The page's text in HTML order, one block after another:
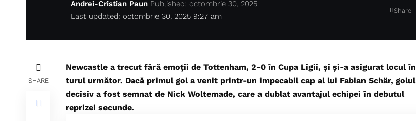
Last updated: octombrie 30, 2025 9:27 am
Andrei-Cristian Paun Published: octombrie 30, 2025
Share
SHARE
Newcastle a trecut fără emoții de Tottenham, 2-0 în Cupa Ligii, și și-a asigurat locul în
turul următor. Dacă primul gol a venit printr-un impecabil cap al lui Fabian Schär, golul
decisiv a fost semnat de Nick Woltemade, care a dublat avantajul echipei în debutul
reprizei secunde.